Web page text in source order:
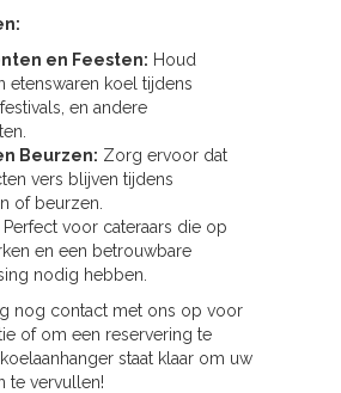
en Feesten: Houd
etenswaren koel tijdens
en andere
Beurzen: Zorg ervoor dat
vers blijven tijdens
of beurzen.
Perfect voor cateraars die op
en een betrouwbare
nodig hebben.
nog contact met ons op voor
of om een reservering te
staat klaar om uw
te vervullen!